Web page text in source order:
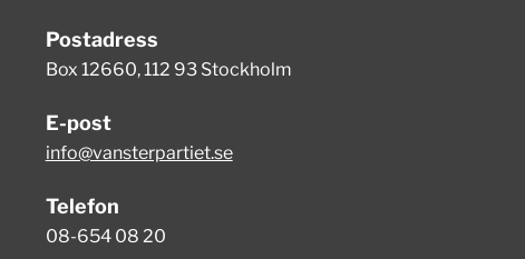
Postadress
Box 12660, 112 93 Stockholm
E-post
info@vansterpartiet.se
Telefon
08-654 08 20